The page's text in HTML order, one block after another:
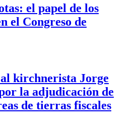
el papel de los
el Congreso de
kirchnerista Jorge
la adjudicación de
de tierras fiscales